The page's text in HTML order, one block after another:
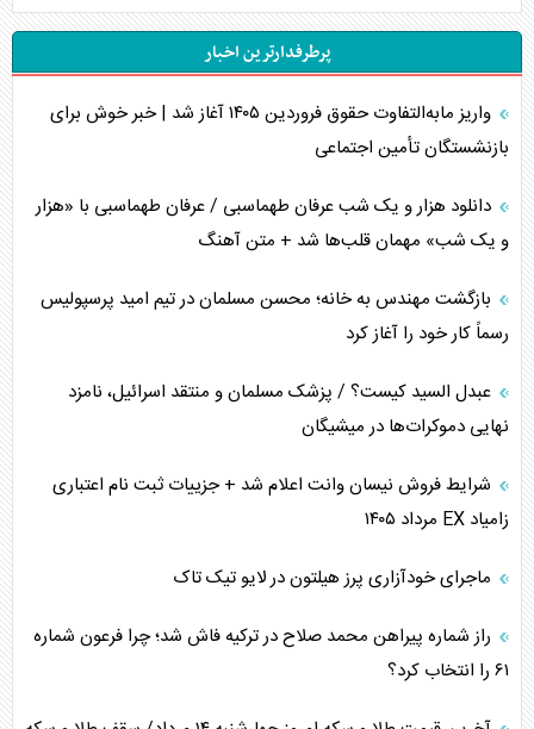
اربعین، کابوس مشترک تل‌آویو-واشنگتن
برنامه هفتم توسعه در نقطه کور سیاستگذاری
اوکراین بازوی مخرب آمریکا در غرب آسیا
اهمیت راهبردی اردن برای آمریکا
پیام، ظرفیت بالفعل‌نشده تجارت ایران
همسویی عربستان با سنتکام علیه متحدان ایران
ترامپ و توهم خلع سلاح حماس
چرا کویت به دنبال شریک امنیتی جدید است؟
اعتراف غرب به قدرت ایران در تثبیت معادلات
خطای راهبردی ترامپ مقابل برزیل
پرطرفدارترین اخبار
واریز مابه‌التفاوت حقوق فروردین ۱۴۰۵ آغاز شد | خبر خوش برای
بازنشستگان تأمین اجتماعی
دانلود هزار و یک شب عرفان طهماسبی / عرفان طهماسبی با «هزار
و یک شب» مهمان قلب‌ها شد + متن آهنگ
بازگشت مهندس به خانه؛ محسن مسلمان در تیم امید پرسپولیس
رسماً کار خود را آغاز کرد
عبدل السید کیست؟ / پزشک مسلمان و منتقد اسرائیل، نامزد
نهایی دموکرات‌ها در میشیگان
شرایط فروش نیسان وانت اعلام شد + جزییات ثبت نام اعتباری
زامیاد EX مرداد ۱۴۰۵
ماجرای خودآزاری پرز هیلتون در لایو تیک تاک
راز شماره پیراهن محمد صلاح در ترکیه فاش شد؛ چرا فرعون شماره
۶۱ را انتخاب کرد؟